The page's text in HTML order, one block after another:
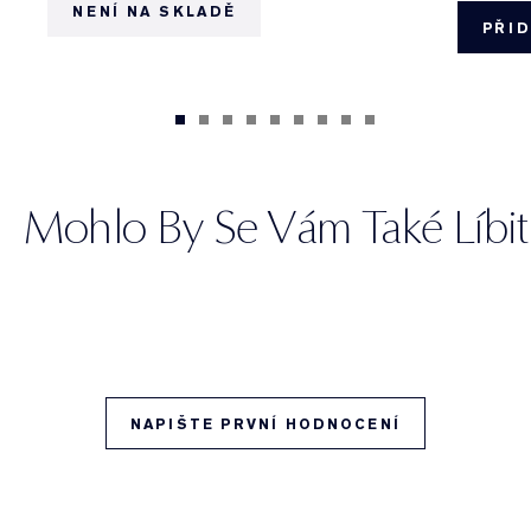
NENÍ NA SKLADĚ
Mohlo By Se Vám Také Líbit
NAPIŠTE PRVNÍ HODNOCENÍ